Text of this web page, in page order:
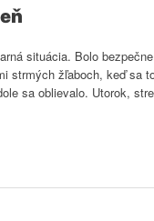
situácia. Bolo
strmých žľaboch, keď sa
sa oblievalo. Utorok,